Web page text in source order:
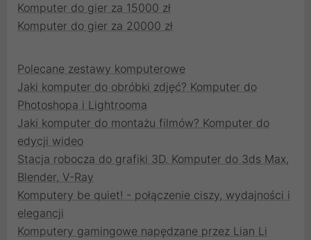
Komputer do gier za 15000 zł
Komputer do gier za 20000 zł
Polecane zestawy komputerowe
Jaki komputer do obróbki zdjęć? Komputer do
Photoshopa i Lightrooma
Jaki komputer do montażu filmów? Komputer do
edycji wideo
Stacja robocza do grafiki 3D. Komputer do 3ds Max,
Blender, V-Ray
Komputery be quiet! - połączenie ciszy, wydajności i
elegancji
Komputery gamingowe napędzane przez Lian Li